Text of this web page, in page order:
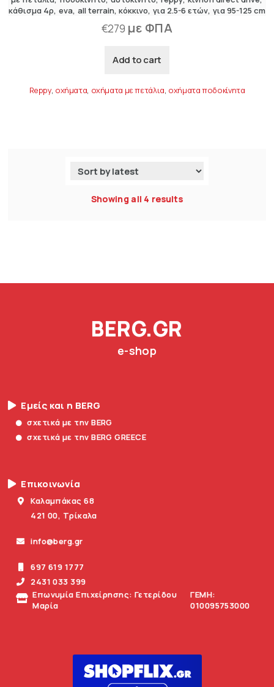
κάθισμα 4ρ eva all terrain κόκκινο για 2.5-6 ετών για 95-125 cm
€279 με ΦΠΑ
Add to cart
Reppy, οχήματα, οχήματα με πετάλια, οχήματα ποδοκίνητα
Showing all 4 results
BERG.GR
e-shop
Εμείς και η BERG
σχετικά με την BERG
σχετικά με την BERG GREECE
Επικοινωνία
Καλαμπάκας 68
421 00, Τρίκαλα
info@berg.gr
697 619 1777
2431 033 399
Επωνυμία Επιχείρησης: Γετερίδου
Μαρία
ΓΕΜΗ:
010095753000